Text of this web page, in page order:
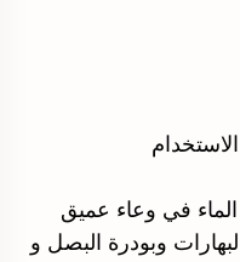
في وعاء عميق
وبودرة البصل و